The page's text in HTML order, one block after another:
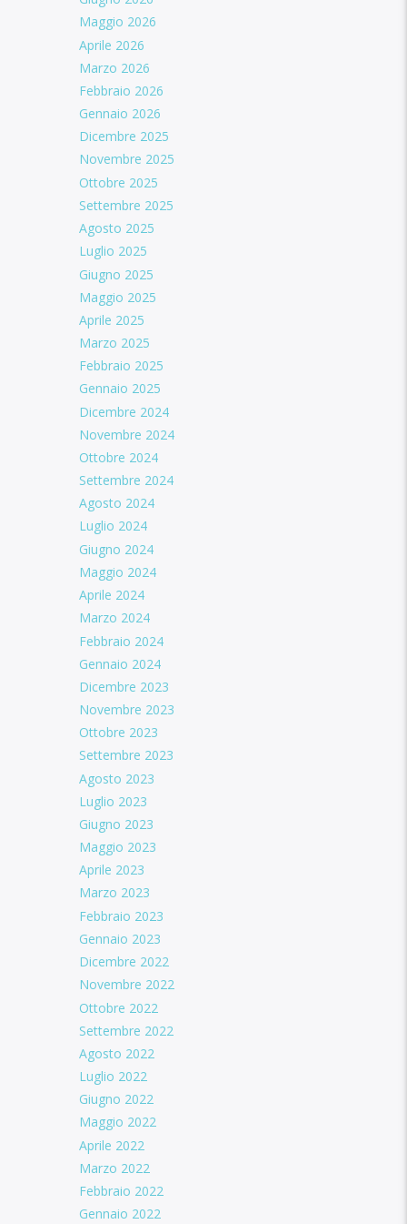
Maggio 2026
Aprile 2026
Marzo 2026
Febbraio 2026
Gennaio 2026
Dicembre 2025
Novembre 2025
Ottobre 2025
Settembre 2025
Agosto 2025
Luglio 2025
Giugno 2025
Maggio 2025
Aprile 2025
Marzo 2025
Febbraio 2025
Gennaio 2025
Dicembre 2024
Novembre 2024
Ottobre 2024
Settembre 2024
Agosto 2024
Luglio 2024
Giugno 2024
Maggio 2024
Aprile 2024
Marzo 2024
Febbraio 2024
Gennaio 2024
Dicembre 2023
Novembre 2023
Ottobre 2023
Settembre 2023
Agosto 2023
Luglio 2023
Giugno 2023
Maggio 2023
Aprile 2023
Marzo 2023
Febbraio 2023
Gennaio 2023
Dicembre 2022
Novembre 2022
Ottobre 2022
Settembre 2022
Agosto 2022
Luglio 2022
Giugno 2022
Maggio 2022
Aprile 2022
Marzo 2022
Febbraio 2022
Gennaio 2022